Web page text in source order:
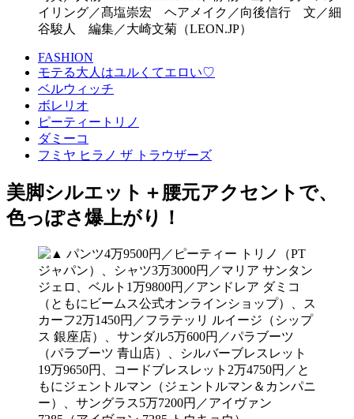
イリング／髙塩崇宏 ヘアメイク／向後信行 文／細
谷駿人 編集／大崎文菊（LEON.JP）
FASHION
モテる大人はユルくてエロい♡
ベルウィッチ
ボレリオ
ピーティートリノ
ダミーコ
フミヤ ヒラノ ザ トラウザーズ
美脚シルエット＋腰元アクセントで、
色っぽさ爆上がり！